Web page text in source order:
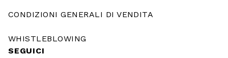
CONDIZIONI GENERALI DI VENDITA
WHISTLEBLOWING
SEGUICI